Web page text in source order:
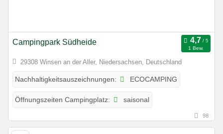
Campingpark Südheide
1 Bew.
29308 Winsen an der Aller, Niedersachsen, Deutschland
Nachhaltigkeitsauszeichnungen: ECOCAMPING
Öffnungszeiten Campingplatz: saisonal
98